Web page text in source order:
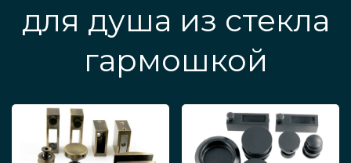
для душа из стекла
гармошкой